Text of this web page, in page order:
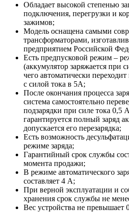
Обладает высокой степенью
подключения, перегрузки и
зажимов;
Модель оснащена самыми
трансформаторами,
предприятием Российской
Есть предпусковой режим –
(аккумулятор заряжается при
чего автоматически
с силой тока в 5А;
После окончания процесса
система самостоятельно
подзарядки при силе тока 0,5
гарантируется полный заряд
допускается его перезарядка;
Есть возможность
режиме заряда;
Гарантийный срок службы
момента продажи;
В режиме автоматического
составляет 4 А;
При верной эксплуатации и
хранения срок службы не
Вес устройства не превышает